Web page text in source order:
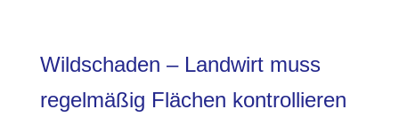
Wildschaden – Landwirt muss
regelmäßig Flächen kontrollieren